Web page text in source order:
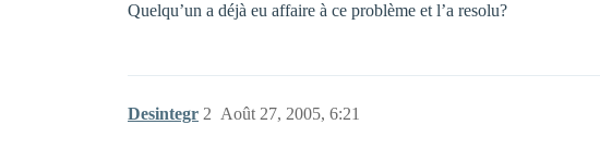
Quelqu’un a déjà eu affaire à ce problème et l’a resolu?
Desintegr Août 27, 2005, 6:21
2